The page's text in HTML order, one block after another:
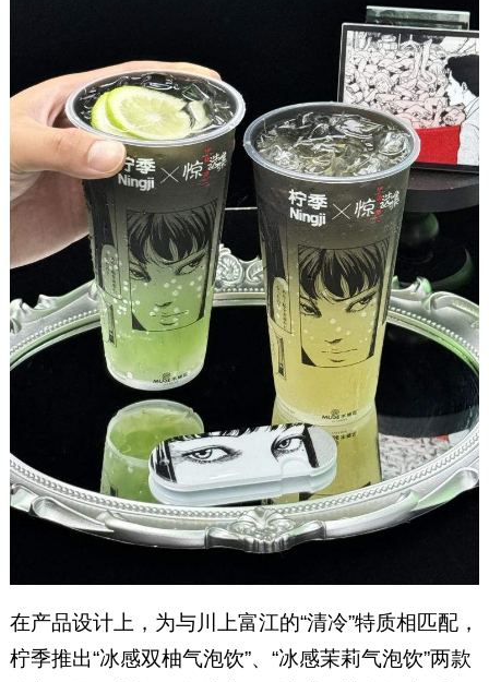
在产品设计上，为与川上富江的“清冷”特质相匹配，
柠季推出“冰感双柚气泡饮”、“冰感茉莉气泡饮”两款